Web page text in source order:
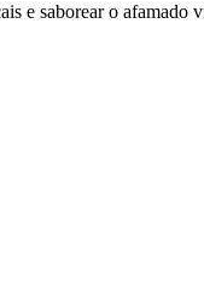
e saborear o afamado